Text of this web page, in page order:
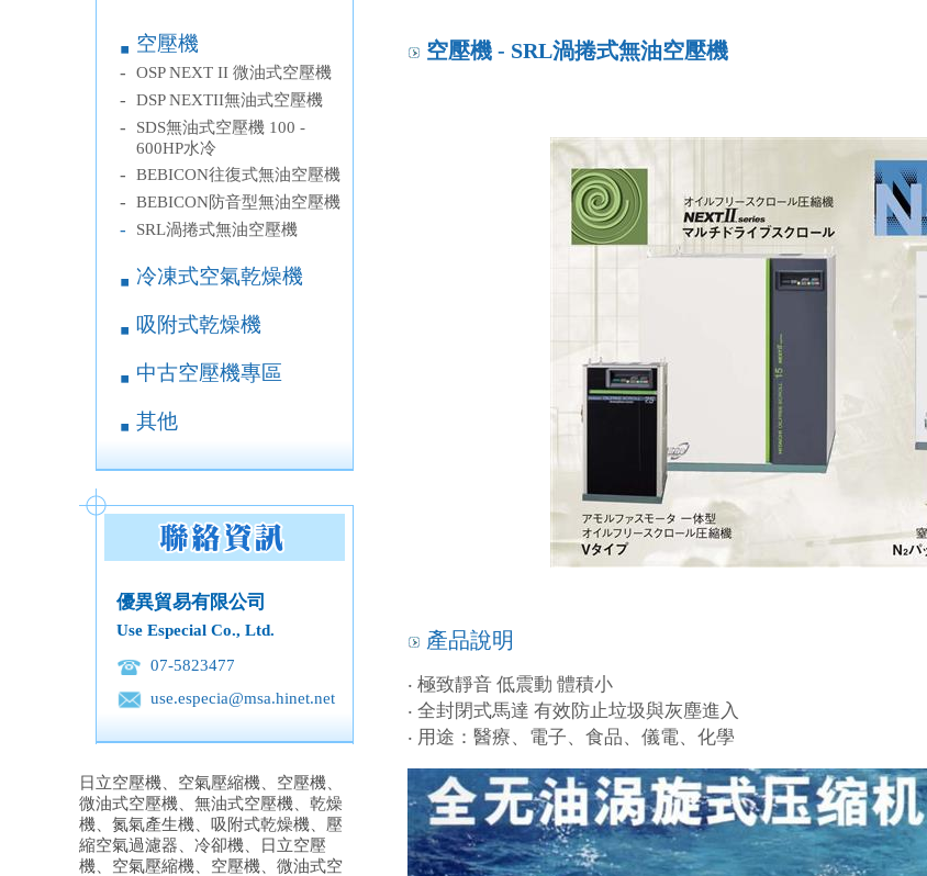
￭ 空壓機
- OSP NEXT II 微油式空壓機
- DSP NEXTII無油式空壓機
-
SDS無油式空壓機 100 -
600HP水冷
- BEBICON往復式無油空壓機
- BEBICON防音型無油空壓機
- SRL渦捲式無油空壓機
￭ 冷凍式空氣乾燥機
￭ 吸附式乾燥機
￭ 中古空壓機專區
￭ 其他
優異貿易有限公司
Use Especial Co., Ltd.
07-5823477
use.especia@msa.hinet.net
日立空壓機、空氣壓縮機、空壓機、
微油式空壓機、無油式空壓機、乾燥
機、氮氣產生機、吸附式乾燥機、壓
縮空氣過濾器、冷卻機、日立空壓
機、空氣壓縮機、空壓機、微油式空
空壓機 - SRL渦捲式無油空壓機
產品說明
‧ 極致靜音 低震動 體積小
‧ 全封閉式馬達 有效防止垃圾與灰塵進入
‧ 用途：醫療、電子、食品、儀電、化學